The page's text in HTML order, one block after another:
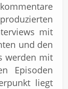
mit
und den
werden mit
Episoden
liegt